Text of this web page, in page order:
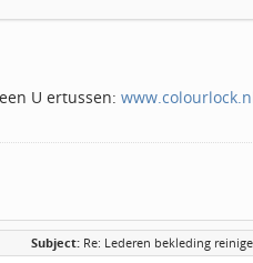
U ertussen:
Subject: Re: Lederen bekleding